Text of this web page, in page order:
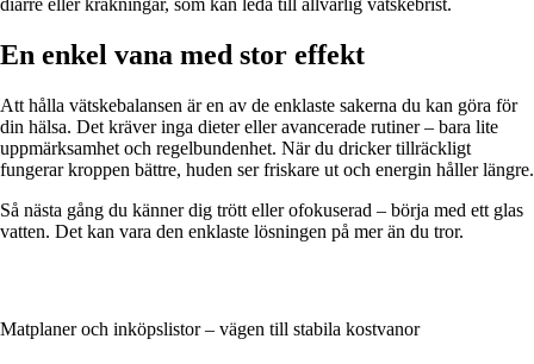
En enkel vana med stor effekt
Att hålla vätskebalansen är en av de enklaste sakerna du kan göra för
din hälsa. Det kräver inga dieter eller avancerade rutiner – bara lite
uppmärksamhet och regelbundenhet. När du dricker tillräckligt
fungerar kroppen bättre, huden ser friskare ut och energin håller längre.
Så nästa gång du känner dig trött eller ofokuserad – börja med ett glas
vatten. Det kan vara den enklaste lösningen på mer än du tror.
Matplaner och inköpslistor – vägen till stabila kostvanor